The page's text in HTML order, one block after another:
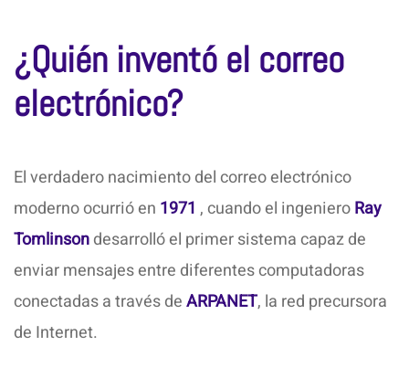
¿Quién inventó el correo
electrónico?
El verdadero nacimiento del correo electrónico
moderno ocurrió en 1971 , cuando el ingenieroRay
Tomlinsondesarrolló el primer sistema capaz de
enviar mensajes entre diferentes computadoras
conectadas a través deARPANET, la red precursora
de Internet.